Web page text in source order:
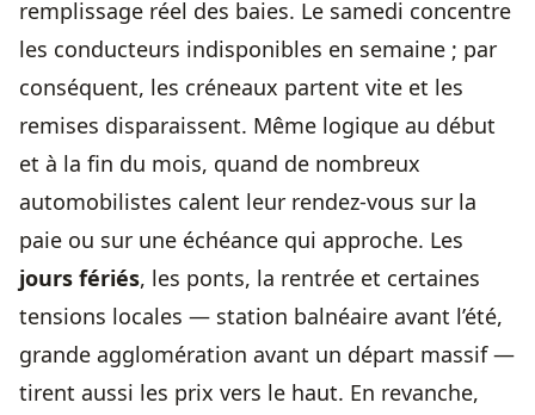
remplissage réel des baies. Le samedi concentre
les conducteurs indisponibles en semaine ; par
conséquent, les créneaux partent vite et les
remises disparaissent. Même logique au début
et à la fin du mois, quand de nombreux
automobilistes calent leur rendez-vous sur la
paie ou sur une échéance qui approche. Les
jours fériés, les ponts, la rentrée et certaines
tensions locales — station balnéaire avant l’été,
grande agglomération avant un départ massif —
tirent aussi les prix vers le haut. En revanche,